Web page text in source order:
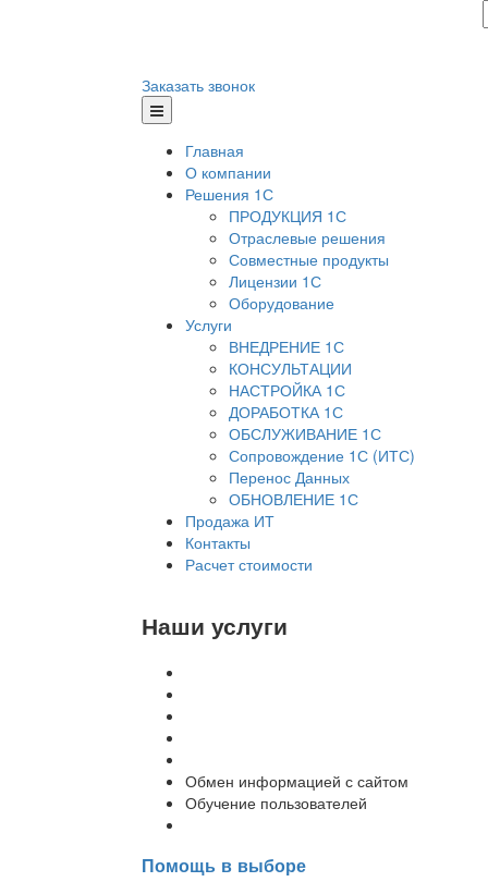
Заказать звонок
Главная
О компании
Решения 1С
ПРОДУКЦИЯ 1С
Отраслевые решения
Совместные продукты
Лицензии 1С
Оборудование
Услуги
ВНЕДРЕНИЕ 1С
КОНСУЛЬТАЦИИ
НАСТРОЙКА 1С
ДОРАБОТКА 1С
ОБСЛУЖИВАНИЕ 1С
Сопровождение 1С (ИТС)
Перенос Данных
ОБНОВЛЕНИЕ 1С
Продажа ИТ
Контакты
Расчет стоимости
Наши услуги
Обмен информацией с сайтом
Обучение пользователей
Помощь в выборе